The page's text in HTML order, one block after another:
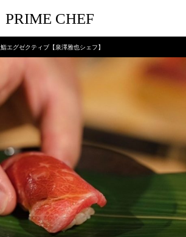
PRIME CHEF
鮨エグゼクティブ【泉澤雅也シェフ】